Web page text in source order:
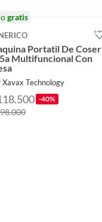
gratis
Portatil De Coser
Multifuncional Con
Xavax Technology
-40%